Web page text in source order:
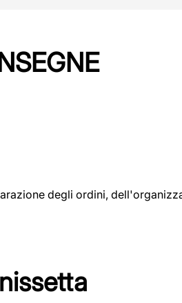
degli ordini,